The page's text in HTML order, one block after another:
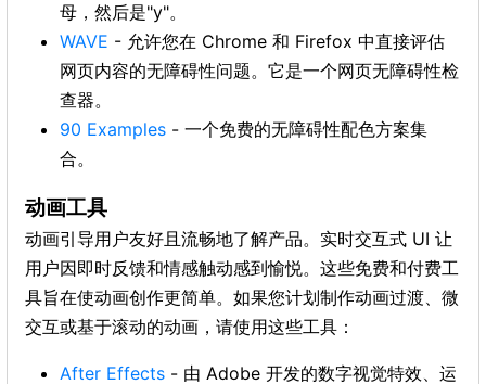
母，然后是"y"。
WAVE - 允许您在 Chrome 和 Firefox 中直接评估
网页内容的无障碍性问题。它是一个网页无障碍性检
查器。
90 Examples - 一个免费的无障碍性配色方案集
合。
动画工具
动画引导用户友好且流畅地了解产品。实时交互式 UI 让
用户因即时反馈和情感触动感到愉悦。这些免费和付费工
具旨在使动画创作更简单。如果您计划制作动画过渡、微
交互或基于滚动的动画，请使用这些工具：
After Effects - 由 Adobe 开发的数字视觉特效、运